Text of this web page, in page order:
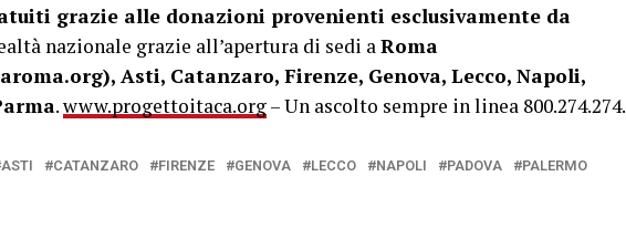
grazie alle donazioni provenienti esclusivamente da
nazionale grazie all’apertura di sedi aRoma
Asti, Catanzaro, Firenze, Genova, Lecco, Napoli,
.www.progettoitaca.org– Un ascolto sempre in linea 800.274.274.
ASTI CATANZARO FIRENZE GENOVA LECCO NAPOLI PADOVA
PALERMO